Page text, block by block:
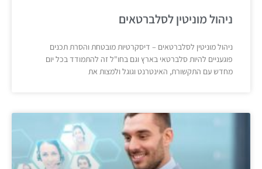
ניהול מוניטין לסלברטאים
ניהול מוניטין לסלברטאים – דיסקרטיות מובטחת והסרת תכנים
פוגעניים להיות סלברטאי בארץ וגם בחו"ל זה להתמודד בכל יום
מחדש עם התקשורת, האינטרנט וגוגל ולמצות את